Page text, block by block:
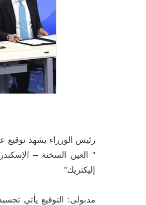
رئيس الوزراء يشهد توقيع
" العين السخنة –
إليكتريك"‏
مدبولى: التوقيع يأتي